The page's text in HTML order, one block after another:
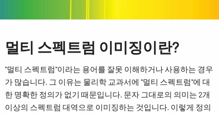
멀티 스펙트럼 이미징이란?
"멀티 스펙트럼"이라는 용어를 잘못 이해하거나 사용하는 경우
가 많습니다. 그 이유는 물리학 교과서에 "멀티 스펙트럼"에 대
한 명확한 정의가 없기 때문입니다. 문자 그대로의 의미는 2개
이상의 스펙트럼 대역으로 이미징하는 것입니다. 이렇게 정의